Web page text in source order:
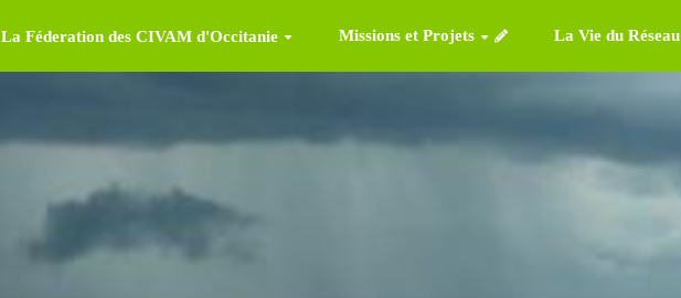
La Féderation des CIVAM d'Occitanie Missions et Projets La Vie du Réseau